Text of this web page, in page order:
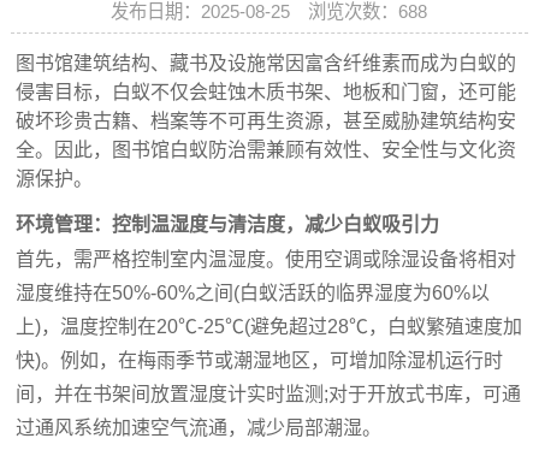
发布日期：2025-08-25 浏览次数：688
图书馆建筑结构、藏书及设施常因富含纤维素而成为白蚁的
侵害目标，白蚁不仅会蛀蚀木质书架、地板和门窗，还可能
破坏珍贵古籍、档案等不可再生资源，甚至威胁建筑结构安
全。因此，图书馆白蚁防治需兼顾有效性、安全性与文化资
源保护。
环境管理：控制温湿度与清洁度，减少白蚁吸引力
首先，需严格控制室内温湿度。使用空调或除湿设备将相对
湿度维持在50%-60%之间(白蚁活跃的临界湿度为60%以
上)，温度控制在20℃-25℃(避免超过28℃，白蚁繁殖速度加
快)。例如，在梅雨季节或潮湿地区，可增加除湿机运行时
间，并在书架间放置湿度计实时监测;对于开放式书库，可通
过通风系统加速空气流通，减少局部潮湿。